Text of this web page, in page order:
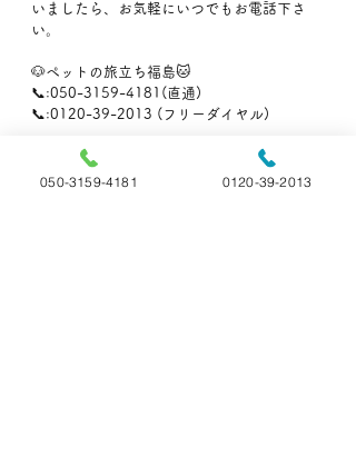
いましたら、お気軽にいつでもお電話下さ
い。
🐶ペットの旅立ち福島🐱
📞:050-3159-4181(直通)
📞:0120-39-2013 (フリーダイヤル)
050-3159-4181 0120-39-2013